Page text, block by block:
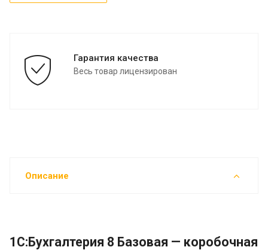
Гарантия качества
Весь товар лицензирован
Описание
1С:Бухгалтерия 8 Базовая — коробочная